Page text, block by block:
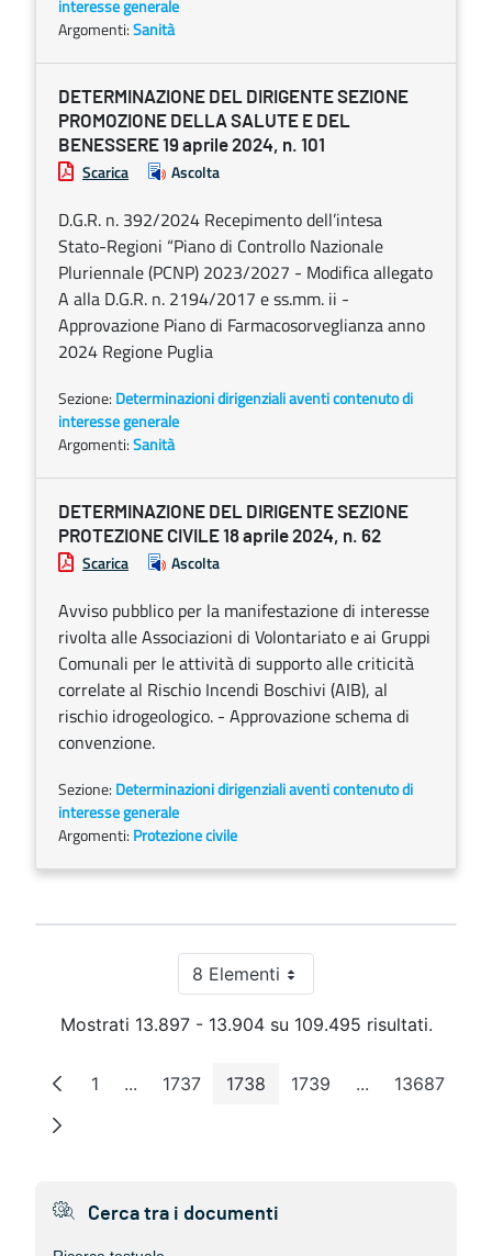
interesse generale
Argomenti:Sanità
DETERMINAZIONE DEL DIRIGENTE SEZIONE
PROMOZIONE DELLA SALUTE E DEL
BENESSERE 19 aprile 2024, n. 101
Scarica Ascolta
D.G.R. n. 392/2024 Recepimento dell’intesa
Stato-Regioni “Piano di Controllo Nazionale
Pluriennale (PCNP) 2023/2027 - Modifica allegato
A alla D.G.R. n. 2194/2017 e ss.mm. ii -
Approvazione Piano di Farmacosorveglianza anno
2024 Regione Puglia
Sezione: Determinazioni dirigenziali aventi contenuto di
interesse generale
Argomenti:Sanità
DETERMINAZIONE DEL DIRIGENTE SEZIONE
PROTEZIONE CIVILE 18 aprile 2024, n. 62
Scarica Ascolta
Avviso pubblico per la manifestazione di interesse
rivolta alle Associazioni di Volontariato e ai Gruppi
Comunali per le attività di supporto alle criticità
correlate al Rischio Incendi Boschivi (AIB), al
rischio idrogeologico. - Approvazione schema di
convenzione.
Sezione: Determinazioni dirigenziali aventi contenuto di
interesse generale
Argomenti: Protezione civile
8 ElementiPer pagina
Mostrati 13.897 - 13.904 su 109.495 risultati.
Pagina
1 ...Pagine intermedie
Pagina
1737 Pagina
1738 Pagina
1739 ...PaginePagina
13687
Cerca tra i documenti